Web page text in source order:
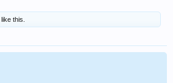
like this.